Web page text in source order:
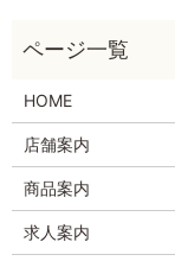
HOME
店舗案内
商品案内
求人案内